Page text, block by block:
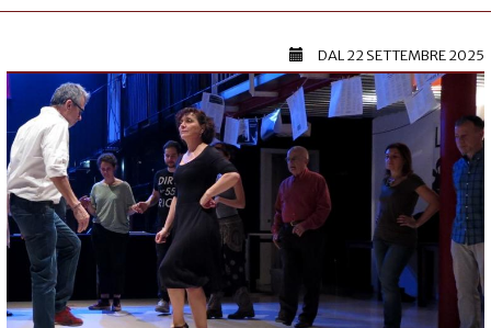
DAL22 SETTEMBRE 2025